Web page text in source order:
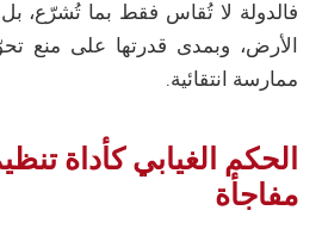
فالدولة لا تُقاس فقط بما تُشرّع،
الأرض، وبمدى قدرتها على منع
ممارسة انتقائية.
الحكم الغيابي كأداة
مفاجأة